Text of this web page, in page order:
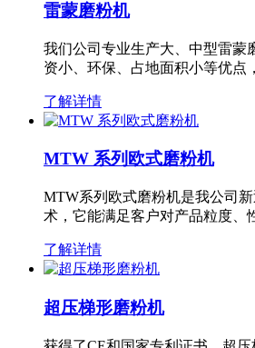
雷蒙磨粉机
我们公司专业生产大、中型雷蒙
资小、环保、占地面积小等优
了解详情
MTW 系列欧式磨粉机
MTW系列欧式磨粉机是我公司
术，它能满足客户对产品粒度、
了解详情
超压梯形磨粉机